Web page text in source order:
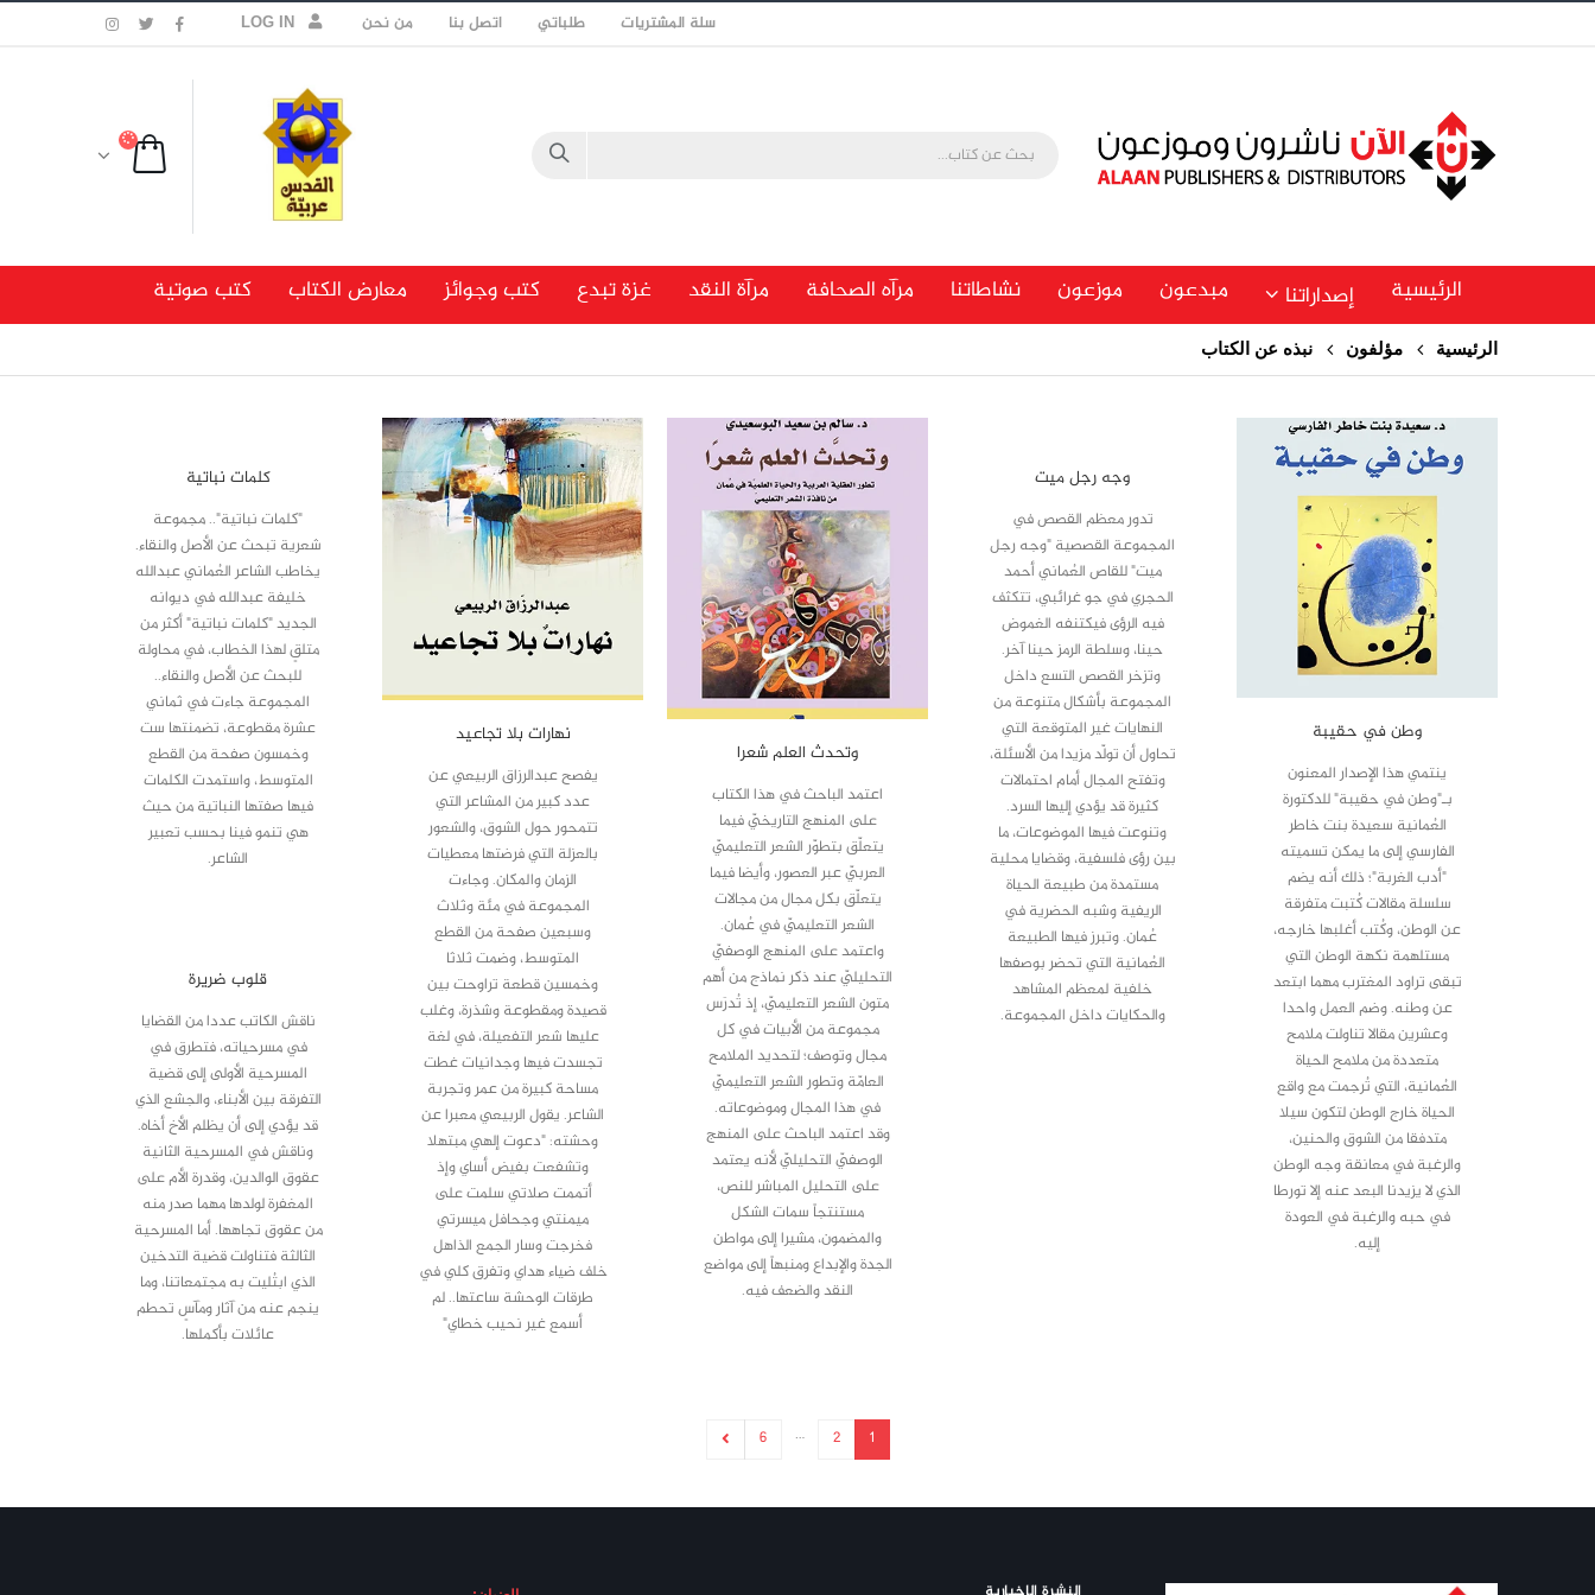
سلة المشتريات طلباتي اتصل بنا من نحن LOG IN
الرئيسية إصداراتنا مبدعون موزعون نشاطاتنا مرآه الصحافة مرآة النقد غزة تبدع كتب وجوائز معارض الكتاب كتب صوتية
الرئيسية مؤلفون نبذه عن الكتاب
وطن في حقيبة
ينتمي هذا الإصدار المعنون
بـ"وطن في حقيبة" للدكتورة
العُمانية سعيدة بنت خاطر
الفارسي إلى ما يمكن تسميته
"أدب الغربة"؛ ذلك أنه يضم
سلسلة مقالات كُتبت متفرقة
عن الوطن، وكُتب أغلبها خارجه،
مستلهمة نكهة الوطن التي
تبقى تراود المغترب مهما ابتعد
عن وطنه. وضم العمل واحدا
وعشرين مقالا تناولت ملامح
متعددة من ملامح الحياة
العُمانية، التي تُرجمت مع واقع
الحياة خارج الوطن لتكون سيلا
متدفقا من الشوق والحنين،
والرغبة في معانقة وجه الوطن
الذي لا يزيدنا البعد عنه إلا تورطا
في حبه والرغبة في العودة
إليه.
وجه رجل ميت
تدور معظم القصص في
المجموعة القصصية "وجه رجل
ميت" للقاص العُماني أحمد
الحجري في جو غرائبي، تتكثف
فيه الرؤى فيكتنفه الغموض
حينا، وسلطة الرمز حينا آخر.
وتزخر القصص التسع داخل
المجموعة بأشكال متنوعة من
النهايات غير المتوقعة التي
تحاول أن تولّد مزيدا من الأسئلة،
وتفتح المجال أمام احتمالات
كثيرة قد يؤدي إليها السرد.
وتنوعت فيها الموضوعات، ما
بين رؤى فلسفية، وقضايا محلية
مستمدة من طبيعة الحياة
الريفية وشبه الحضرية في
عُمان. وتبرز فيها الطبيعة
العُمانية التي تحضر بوصفها
خلفية لمعظم المشاهد
والحكايات داخل المجموعة.
وتحدث العلم شعرا
اعتمد الباحث في هذا الكتاب
على المنهج التاريخيّ فيما
يتعلّق بتطوّر الشعر التعليميّ
العربيّ عبر العصور، وأيضا فيما
يتعلّق بكل مجال من مجالات
الشعر التعليميّ في عُمان.
واعتمد على المنهج الوصفيّ
التحليليّ عند ذكر نماذج من أهم
متون الشعر التعليميّ، إذ تُدرَس
مجموعة من الأبيات في كل
مجال وتوصف؛ لتحديد الملامح
العامّة وتطور الشعر التعليميّ
في هذا المجال وموضوعاته.
وقد اعتمد الباحث على المنهج
الوصفيّ التحليليّ لأنه يعتمد
على التحليل المباشر للنص،
مستنتجاً سمات الشكل
والمضمون، مشيرا إلى مواطن
الجدة والإبداع ومنبهاً إلى مواضع
النقد والضعف فيه.
نهارات بلا تجاعيد
يفصح عبدالرزاق الربيعي عن
عدد كبير من المشاعر التي
تتمحور حول الشوق، والشعور
بالعزلة التي فرضتها معطيات
الزمان والمكان. وجاءت
المجموعة في مئة وثلاث
وسبعين صفحة من القطع
المتوسط، وضمت ثلاثا
وخمسين قطعة تراوحت بين
قصيدة ومقطوعة وشذرة، وغلب
عليها شعر التفعيلة، في لغة
تجسدت فيها وجدانيات غطت
مساحة كبيرة من عمر وتجربة
الشاعر. يقول الربيعي معبرا عن
وحشته: "دعوت إلهي مبتهلا
وتشفعت بفيض أساي وإذ
أتممت صلاتي سلمت على
ميمنتي وجحافل ميسرتي
فخرجت وسار الجمع الذاهل
خلف ضياء هداي وتفرق كلي في
طرقات الوحشة ساعتها.. لم
أسمع غير نحيب خطاي"
كلمات نباتية
"كلمات نباتية".. مجموعة
شعرية تبحث عن الأصل والنقاء.
يخاطب الشاعر العُماني عبدالله
خليفة عبدالله في ديوانه
الجديد "كلمات نباتية" أكثر من
متلقٍ لهذا الخطاب، في محاولة
للبحث عن الأصل والنقاء..
المجموعة جاءت في ثماني
عشرة مقطوعة، تضمنتها ست
وخمسون صفحة من القطع
المتوسط، واستمدت الكلمات
فيها صفتها النباتية من حيث
هي تنمو فينا بحسب تعبير
الشاعر.
قلوب ضريرة
ناقش الكاتب عددا من القضايا
في مسرحياته، فتطرق في
المسرحية الأولى إلى قضية
التفرقة بين الأبناء، والجشع الذي
قد يؤدي إلى أن يظلم الأخ أخاه.
وناقش في المسرحية الثانية
عقوق الوالدين، وقدرة الأم على
المغفرة لولدها مهما صدر منه
من عقوق تجاهها. أما المسرحية
الثالثة فتناولت قضية التدخين
الذي ابتُليت به مجتمعاتنا، وما
ينجم عنه من آثار ومآسٍ تحطم
عائلات بأكملها.
1
2
…
6